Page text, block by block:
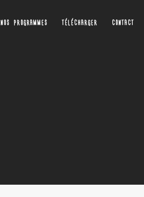
NOS PROGRAMMES TÉLÉCHARGER CONTACT